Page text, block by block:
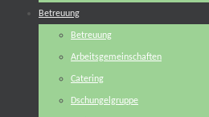
Betreuung
Betreuung
Arbeitsgemeinschaften
Catering
Dschungelgruppe